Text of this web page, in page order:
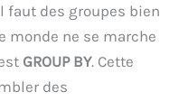
faut des groupes bien
monde ne se marche
GROUP BY. Cette
des